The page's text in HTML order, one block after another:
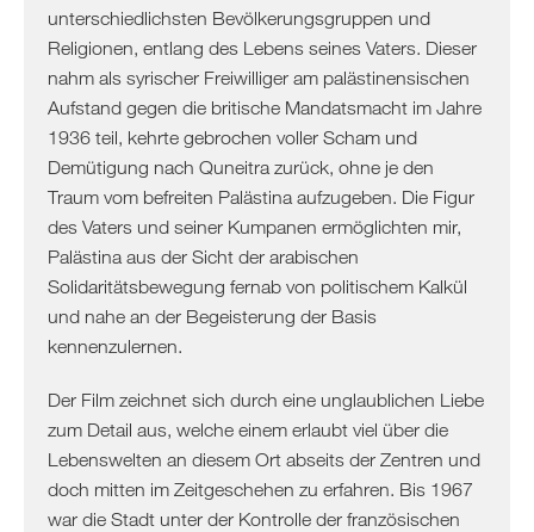
unterschiedlichsten Bevölkerungsgruppen und
Religionen, entlang des Lebens seines Vaters. Dieser
nahm als syrischer Freiwilliger am palästinensischen
Aufstand gegen die britische Mandatsmacht im Jahre
1936 teil, kehrte gebrochen voller Scham und
Demütigung nach Quneitra zurück, ohne je den
Traum vom befreiten Palästina aufzugeben. Die Figur
des Vaters und seiner Kumpanen ermöglichten mir,
Palästina aus der Sicht der arabischen
Solidaritätsbewegung fernab von politischem Kalkül
und nahe an der Begeisterung der Basis
kennenzulernen.
Der Film zeichnet sich durch eine unglaublichen Liebe
zum Detail aus, welche einem erlaubt viel über die
Lebenswelten an diesem Ort abseits der Zentren und
doch mitten im Zeitgeschehen zu erfahren. Bis 1967
war die Stadt unter der Kontrolle der französischen